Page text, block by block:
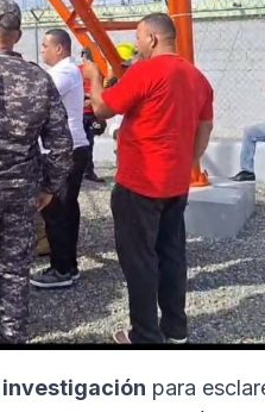
investigación para